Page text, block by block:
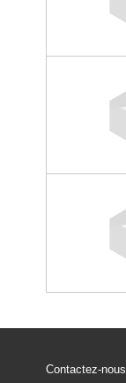
Contactez-nous